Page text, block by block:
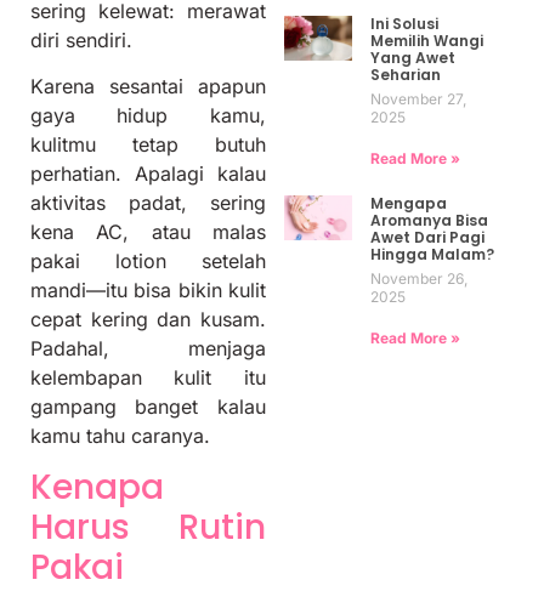
sering kelewat: merawat
diri sendiri.
Karena sesantai apapun
gaya hidup kamu,
kulitmu tetap butuh
perhatian. Apalagi kalau
aktivitas padat, sering
kena AC, atau malas
pakai lotion setelah
mandi—itu bisa bikin kulit
cepat kering dan kusam.
Padahal, menjaga
kelembapan kulit itu
gampang banget kalau
kamu tahu caranya.
Kenapa
Harus Rutin
Pakai
Ini Solusi
Memilih Wangi
Yang Awet
Seharian
November 27,
2025
Read More »
Mengapa
Aromanya Bisa
Awet Dari Pagi
Hingga Malam?
November 26,
2025
Read More »